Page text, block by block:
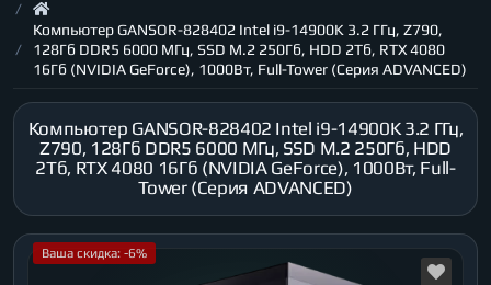
Компьютер GANSOR-828402 Intel i9-14900K 3.2 ГГц, Z790,
128Гб DDR5 6000 МГц, SSD M.2 250Гб, HDD 2Тб, RTX 4080
16Гб (NVIDIA GeForce), 1000Вт, Full-Tower (Серия ADVANCED)
Компьютер GANSOR-828402 Intel i9-14900K 3.2 ГГц,
Z790, 128Гб DDR5 6000 МГц, SSD M.2 250Гб, HDD
2Тб, RTX 4080 16Гб (NVIDIA GeForce), 1000Вт, Full-
Tower (Серия ADVANCED)
Ваша скидка: -6%